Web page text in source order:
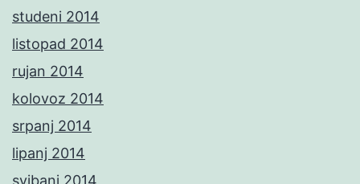
studeni 2014
listopad 2014
rujan 2014
kolovoz 2014
srpanj 2014
lipanj 2014